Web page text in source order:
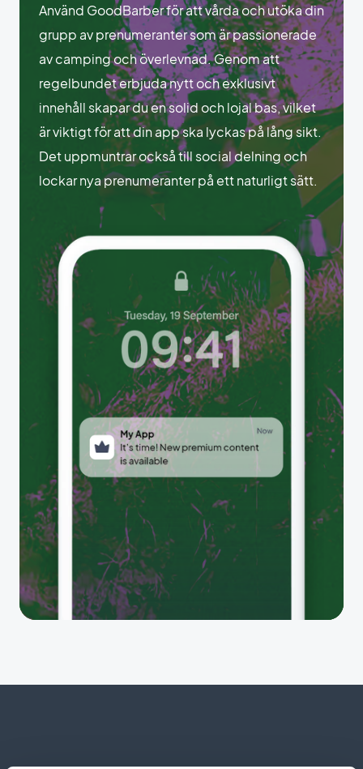
Använd GoodBarber för att vårda och utöka din
grupp av prenumeranter som är passionerade
av camping och överlevnad. Genom att
regelbundet erbjuda nytt och exklusivt
innehåll skapar du en solid och lojal bas, vilket
är viktigt för att din app ska lyckas på lång sikt.
Det uppmuntrar också till social delning och
lockar nya prenumeranter på ett naturligt sätt.